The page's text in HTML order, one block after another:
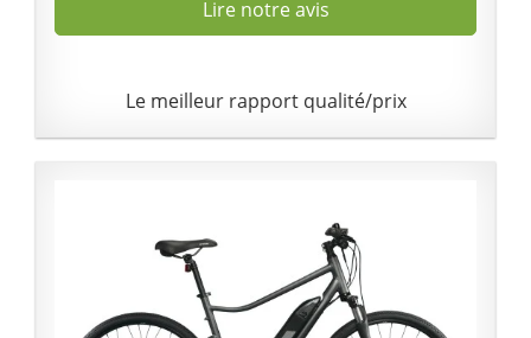
Lire notre avis
Le meilleur rapport qualité/prix